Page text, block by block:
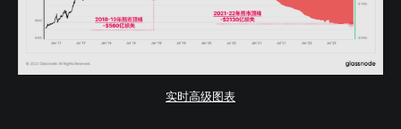
实时高级图表